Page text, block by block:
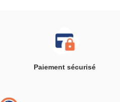
Paiement sécurisé